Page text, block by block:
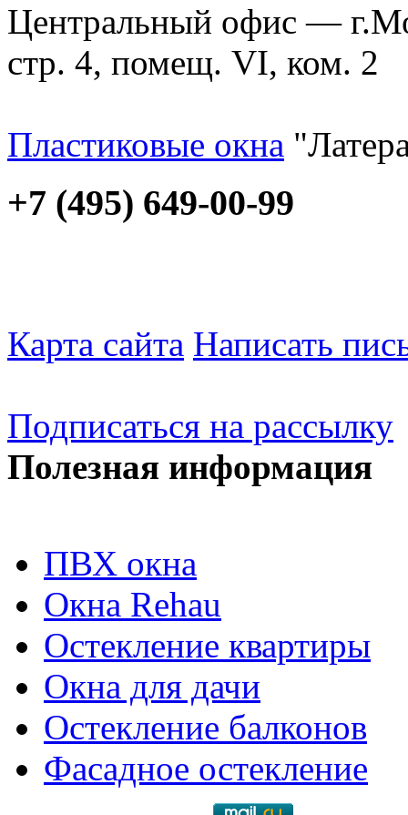
Центральный офис —
стр. 4, помещ. VI, ком. 2
Пластиковые окна
+7 (495) 649-00-99
Карта сайта Написать
Подписаться на рассылку
Полезная информация
ПВХ окна
Окна Rehau
Остекление квартиры
Окна для дачи
Остекление балконов
Фасадное остекление